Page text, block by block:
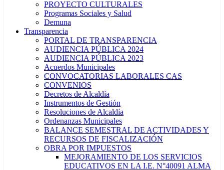
PROYECTO CULTURALES
Programas Sociales y Salud
Demuna
Transparencia
PORTAL DE TRANSPARENCIA
AUDIENCIA PÚBLICA 2024
AUDIENCIA PÚBLICA 2023
Acuerdos Municipales
CONVOCATORIAS LABORALES CAS
CONVENIOS
Decretos de Alcaldía
Instrumentos de Gestión
Resoluciones de Alcaldía
Ordenanzas Municipales
BALANCE SEMESTRAL DE ACTIVIDADES Y
RECURSOS DE FISCALIZACIÓN
OBRA POR IMPUESTOS
MEJORAMIENTO DE LOS SERVICIOS
EDUCATIVOS EN LA I.E. N°40091 ALMA